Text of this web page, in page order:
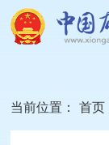
当前位置： 首页